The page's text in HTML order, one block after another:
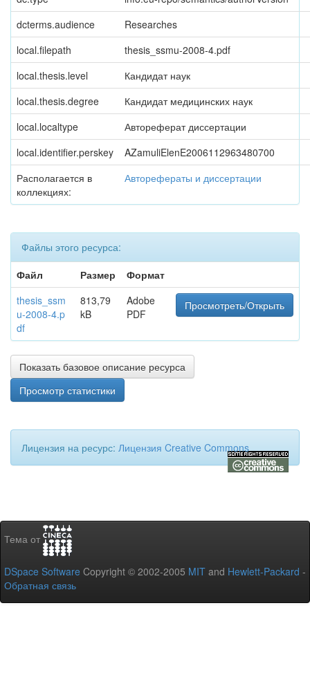
dcterms.audience
Researches
local.filepath
thesis_ssmu-2008-4.pdf
local.thesis.level
Кандидат наук
local.thesis.degree
Кандидат медицинских наук
local.localtype
Автореферат диссертации
local.identifier.perskey
AZamuliElenE2006112963480700
Располагается в
коллекциях:
Авторефераты и диссертации
Файлы этого ресурса:
Файл
Размер
Формат
thesis_ssm
u-2008-4.p
df
813,79
kB
Adobe
PDF
Просмотреть/Открыть
Показать базовое описание ресурса
Просмотр статистики
Лицензия на ресурс: Лицензия Creative Commons
Тема от
DSpace Software Copyright © 2002-2005 MIT and Hewlett-Packard -
Обратная связь